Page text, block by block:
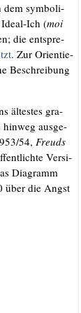
dem sym­bo­li­
Ich (moi
die ent­spre­
. Zur Ori­en­tie­
Beschrei­bung
ältes­tes gra­
hin­weg aus­ge­
​54, Freuds
Ver­si­
Dia­gramm
über die Angst